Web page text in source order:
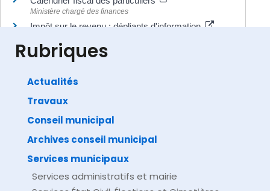
Ministère chargé des finances
Impôt sur le revenu : dépliants d'information
Direction de l'information légale et administrative
Rubriques
Actualités
Travaux
Conseil municipal
Archives conseil municipal
Services municipaux
Services administratifs et mairie